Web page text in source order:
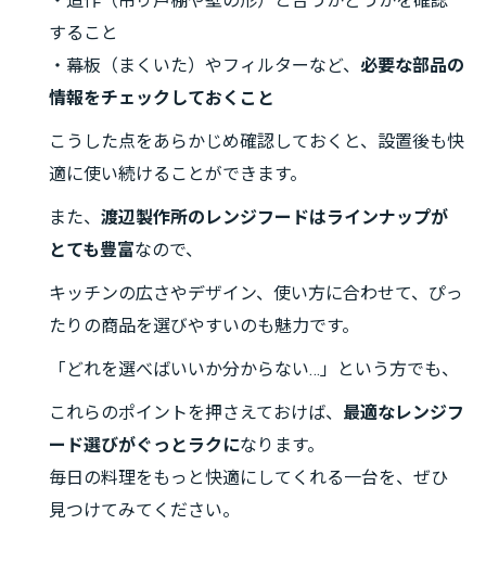
すること
・幕板（まくいた）やフィルターなど、 必要な部品の
情報をチェックしておくこと
こうした点をあらかじめ確認しておくと、設置後も快
適に使い続けることができます。
また、 渡辺製作所のレンジフードはラインナップが
とても豊富なので、
キッチンの広さやデザイン、使い方に合わせて、ぴっ
たりの商品を選びやすいのも魅力です。
「どれを選べばいいか分からない…」という方でも、
これらのポイントを押さえておけば、 最適なレンジフ
ード選びがぐっとラクになります。
毎日の料理をもっと快適にしてくれる一台を、ぜひ
見つけてみてください。